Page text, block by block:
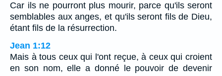
Car ils ne pourront plus mourir, parce qu'ils seront
semblables aux anges, et qu'ils seront fils de Dieu,
étant fils de la résurrection.
Jean 1:12
Mais à tous ceux qui l'ont reçue, à ceux qui croient
en son nom, elle a donné le pouvoir de devenir